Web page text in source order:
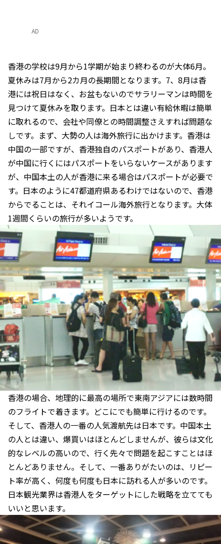
AD
香港の学校は9月から1学期が始まり終わるのが大体6月。
夏休みは7月から2カ月の長期間となります。7、8月は香
港には祝日はなく、お盆もないのでサラリーマンは時間を
見つけて夏休みを取ります。日本とは違い有給休暇は簡単
に取れるので、会社や同僚との時間調整さえすれば問題な
しです。まず、大勢の人は海外旅行に出かけます。香港は
中国の一部ですが、香港独自のパスポートがあり、香港人
が中国に行くにはパスポートをいらないケースがあります
が、中国本土の人が香港に来る場合はパスポートが必要で
す。日本のように47都道府県あるわけではないので、香港
からでることは、それイコール海外旅行となります。大体
1週間くらいの旅行が多いようです。
香港の場合、地理的に最高の場所で東南アジアには数時間
のフライトで着きます。どこにでも簡単に行けるのです。
そして、香港人の一番の人気渡航先は日本です。中国本土
の人とは違い、爆買いはほとんどしませんが、彼らは文化
的なレベルの高いので、行く先々で問題を起こすことはほ
とんどありません。そして、一番ありがたいのは、リピー
ト率が高く、何度も何度も日本に訪れる人が多いのです。
日本観光業界は香港人をターゲットにした戦略を立てても
いいと思います。